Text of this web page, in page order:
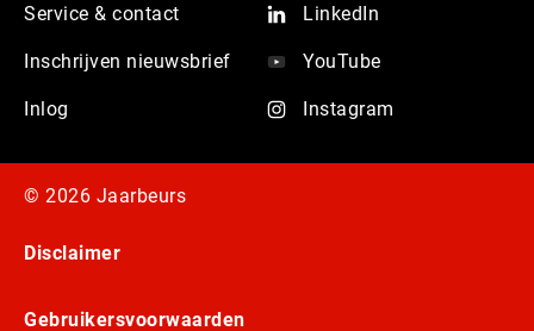
Service & contact
Inschrijven nieuwsbrief
Inlog
LinkedIn
YouTube
Instagram
© 2026 Jaarbeurs
Disclaimer
Gebruikersvoorwaarden